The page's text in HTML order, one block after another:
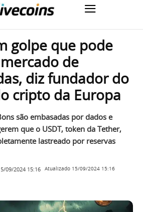
golpe que pode
de
diz fundador do
cripto da Europa
são embasadas por dados e
que o USDT, token da Tether,
lastreado por reservas
09/2024 15:16 Atualizado 15/09/2024 15:16